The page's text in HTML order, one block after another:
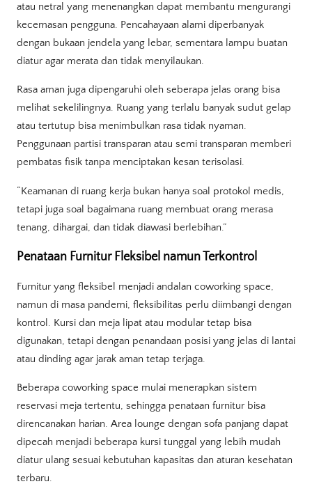
atau netral yang menenangkan dapat membantu mengurangi
kecemasan pengguna. Pencahayaan alami diperbanyak
dengan bukaan jendela yang lebar, sementara lampu buatan
diatur agar merata dan tidak menyilaukan.
Rasa aman juga dipengaruhi oleh seberapa jelas orang bisa
melihat sekelilingnya. Ruang yang terlalu banyak sudut gelap
atau tertutup bisa menimbulkan rasa tidak nyaman.
Penggunaan partisi transparan atau semi transparan memberi
pembatas fisik tanpa menciptakan kesan terisolasi.
“Keamanan di ruang kerja bukan hanya soal protokol medis,
tetapi juga soal bagaimana ruang membuat orang merasa
tenang, dihargai, dan tidak diawasi berlebihan.”
Penataan Furnitur Fleksibel namun Terkontrol
Furnitur yang fleksibel menjadi andalan coworking space,
namun di masa pandemi, fleksibilitas perlu diimbangi dengan
kontrol. Kursi dan meja lipat atau modular tetap bisa
digunakan, tetapi dengan penandaan posisi yang jelas di lantai
atau dinding agar jarak aman tetap terjaga.
Beberapa coworking space mulai menerapkan sistem
reservasi meja tertentu, sehingga penataan furnitur bisa
direncanakan harian. Area lounge dengan sofa panjang dapat
dipecah menjadi beberapa kursi tunggal yang lebih mudah
diatur ulang sesuai kebutuhan kapasitas dan aturan kesehatan
terbaru.